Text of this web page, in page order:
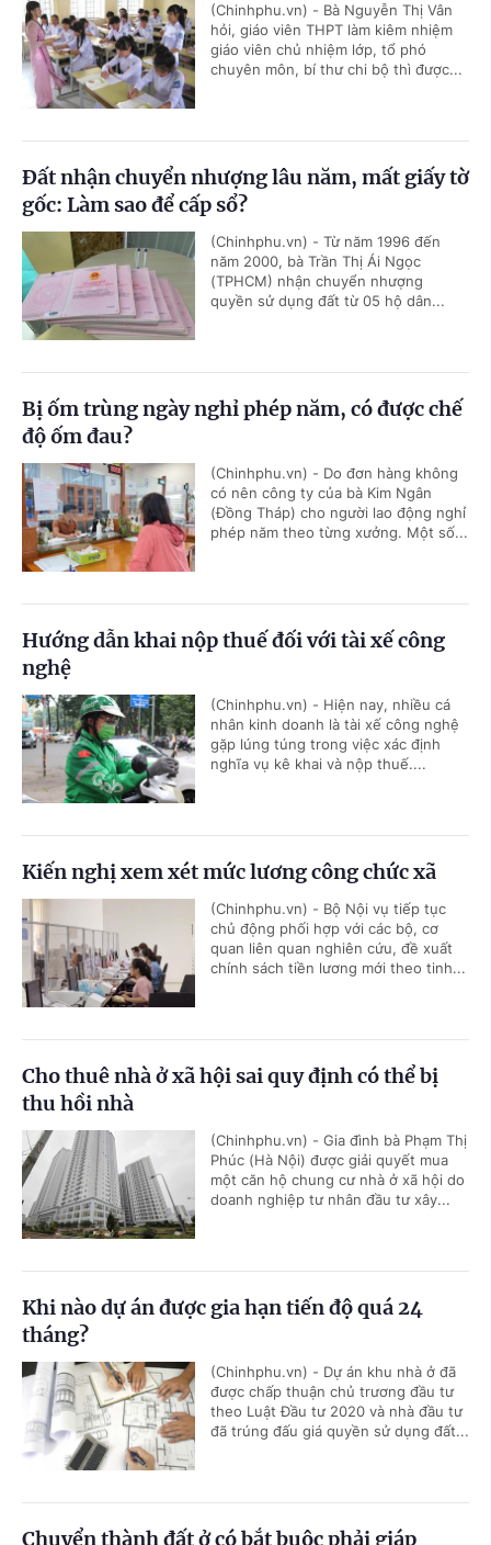
(Chinhphu.vn) - Bà Nguyễn Thị Vân
hỏi, giáo viên THPT làm kiêm nhiệm
giáo viên chủ nhiệm lớp, tổ phó
chuyên môn, bí thư chi bộ thì được...
Đất nhận chuyển nhượng lâu năm, mất giấy tờ
gốc: Làm sao để cấp sổ?
(Chinhphu.vn) - Từ năm 1996 đến
năm 2000, bà Trần Thị Ái Ngọc
(TPHCM) nhận chuyển nhượng
quyền sử dụng đất từ 05 hộ dân...
Bị ốm trùng ngày nghỉ phép năm, có được chế
độ ốm đau?
(Chinhphu.vn) - Do đơn hàng không
có nên công ty của bà Kim Ngân
(Đồng Tháp) cho người lao động nghỉ
phép năm theo từng xưởng. Một số...
Hướng dẫn khai nộp thuế đối với tài xế công
nghệ
(Chinhphu.vn) - Hiện nay, nhiều cá
nhân kinh doanh là tài xế công nghệ
gặp lúng túng trong việc xác định
nghĩa vụ kê khai và nộp thuế....
Kiến nghị xem xét mức lương công chức xã
(Chinhphu.vn) - Bộ Nội vụ tiếp tục
chủ động phối hợp với các bộ, cơ
quan liên quan nghiên cứu, đề xuất
chính sách tiền lương mới theo tinh...
Cho thuê nhà ở xã hội sai quy định có thể bị
thu hồi nhà
(Chinhphu.vn) - Gia đình bà Phạm Thị
Phúc (Hà Nội) được giải quyết mua
một căn hộ chung cư nhà ở xã hội do
doanh nghiệp tư nhân đầu tư xây...
Khi nào dự án được gia hạn tiến độ quá 24
tháng?
(Chinhphu.vn) - Dự án khu nhà ở đã
được chấp thuận chủ trương đầu tư
theo Luật Đầu tư 2020 và nhà đầu tư
đã trúng đấu giá quyền sử dụng đất...
Chuyển thành đất ở có bắt buộc phải giáp